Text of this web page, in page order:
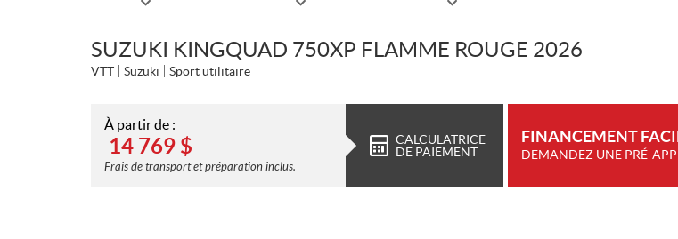
SUZUKI KINGQUAD 750XP FLAMME ROUGE 2026
VTT Suzuki Sport utilitaire
À partir de :
14 769 $
Frais de transport et préparation inclus.
CALCULATRICE
DE PAIEMENT
FINANCEMENT
DEMANDEZ UNE PRÉ-